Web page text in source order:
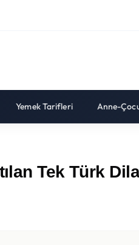
Yemek Tarifleri Anne-
Tek Türk